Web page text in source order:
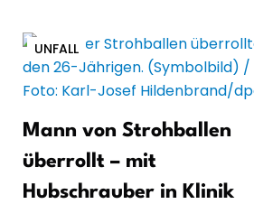
UNFALL
Mann von Strohballen
überrollt – mit
Hubschrauber in Klinik